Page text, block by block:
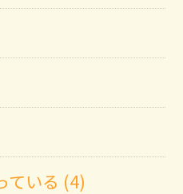
ている (4)